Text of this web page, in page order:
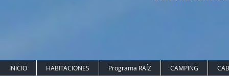
INICIO HABITACIONES Programa RAÍZ CAMPING